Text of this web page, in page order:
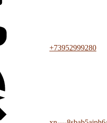
+73952999280